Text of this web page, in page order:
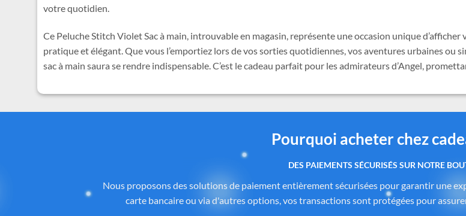
votre quotidien.
Ce Peluche Stitch Violet Sac à main, introuvable en magasin, représente une occasion unique
pratique et élégant. Que vous l’emportiez lors de vos sorties quotidiennes, vos aventures urbaines
sac à main saura se rendre indispensable. C’est le cadeau parfait pour les admirateurs d’Angel,
Pourquoi acheter chez
Des produits authentiques inspirés de
Tous les articles proposés surCadeau-Stitch.comsont soigneusement sélectionnés
licence ou inspirés de l’universofficiel de Disney®. Chaque pièce reflète fidèlement